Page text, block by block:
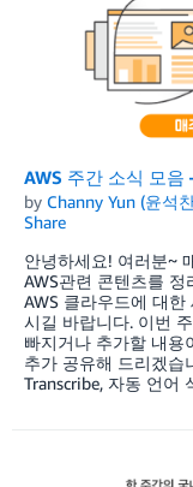
AWS 주간 소식 모
by Channy Yun (윤석
Share
안녕하세요! 여러분~
AWS관련 콘텐츠를
AWS 클라우드에 대
시길 바랍니다. 이번
빠지거나 추가할 내용
추가 공유해 드리겠습
Transcribe, 자동 언어